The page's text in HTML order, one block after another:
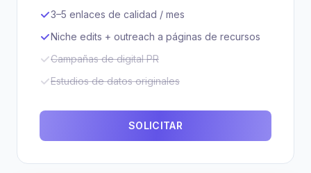
3–5 enlaces de calidad / mes
Niche edits + outreach a páginas de recursos
Campañas de digital PR
Estudios de datos originales
SOLICITAR